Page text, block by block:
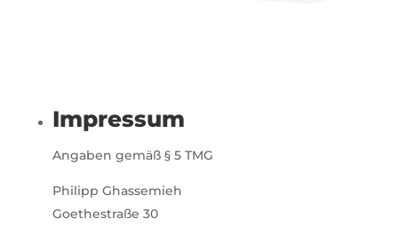
Impressum
Angaben gemäß § 5 TMG
Philipp Ghassemieh
Goethestraße 30